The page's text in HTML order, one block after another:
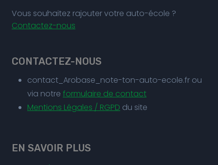
Vous souhaitez rajouter votre auto-école ?
Contactez-nous
CONTACTEZ-NOUS
contact_Arobase_note-ton-auto-ecole.fr ou
via notre formulaire de contact
Mentions Légales / RGPD du site
EN SAVOIR PLUS